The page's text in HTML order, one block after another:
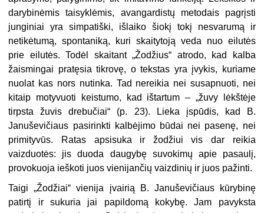
darybinėmis taisyklėmis, avangardistų metodais pagrįsti
junginiai yra simpatiški, išlaiko šiokį tokį nesvarumą ir
netikėtumą, spontaniką, kuri skaitytoją veda nuo eilutės
prie eilutės. Todėl skaitant „Žodžius“ atrodo, kad kalba
žaismingai pratęsia tikrovę, o tekstas yra įvykis, kuriame
nuolat kas nors nutinka. Tad nereikia nei susapnuoti, nei
kitaip motyvuoti keistumo, kad ištartum – „žuvy lėkštėje
tirpsta žuvis drebučiai“ (p. 23). Lieka įspūdis, kad B.
Januševičiaus pasirinkti kalbėjimo būdai nei pasenę, nei
primityvūs. Ratas apsisuka ir žodžiui vis dar reikia
vaizduotės: jis duoda daugybę suvokimų apie pasaulį,
provokuoja ieškoti juos vienijančių vaizdinių ir juos pažinti.
Taigi „Žodžiai“ vienija įvairią B. Januševičiaus kūrybinę
patirtį ir sukuria jai papildomą kokybę. Jam pavyksta